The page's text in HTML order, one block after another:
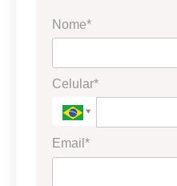
Nome*
Celular*
Email*